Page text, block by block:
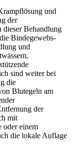
und
der
dieser Behandlung
Bindegewebs-
und
sind weiter bei
die
Blutegeln am
der
mit
oder einem
die lokale Auflage